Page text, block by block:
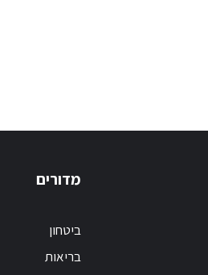
מדורים
ביטחון
בריאות